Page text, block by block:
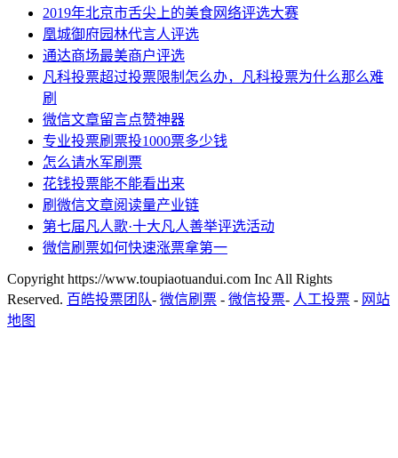
2019年北京市舌尖上的美食网络评选大赛
凰城御府园林代言人评选
通达商场最美商户评选
凡科投票超过投票限制怎么办，凡科投票为什么那么难
刷
微信文章留言点赞神器
专业投票刷票投1000票多少钱
怎么请水军刷票
花钱投票能不能看出来
刷微信文章阅读量产业链
第七届凡人歌·十大凡人善举评选活动
微信刷票如何快速涨票拿第一
Copyright https://www.toupiaotuandui.com Inc All Rights
Reserved. 百皓投票团队- 微信刷票 - 微信投票- 人工投票 - 网站
地图